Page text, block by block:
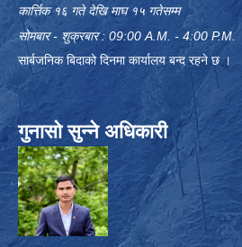
कार्त्तिक १६ गते देखि माघ १५ गतेसम्म
सोमबार - शुक्रबार : 09:00 A.M. - 4:00 P.M.
सार्बजनिक बिदाको दिनमा कार्यालय बन्द रहने छ ।
गुनासो सुन्ने अधिकारी